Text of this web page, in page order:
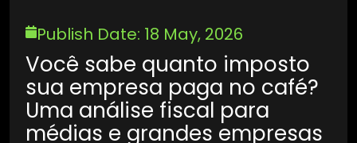
Publish Date: 18 May, 2026
Você sabe quanto imposto
sua empresa paga no café?
Uma análise fiscal para
médias e grandes empresas